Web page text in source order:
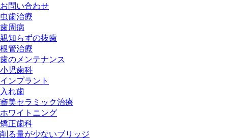
お問い合わせ
虫歯治療
歯周病
親知らずの抜歯
根管治療
歯のメンテナンス
小児歯科
インプラント
入れ歯
審美セラミック治療
ホワイトニング
矯正歯科
削る量が少ないブリッジ